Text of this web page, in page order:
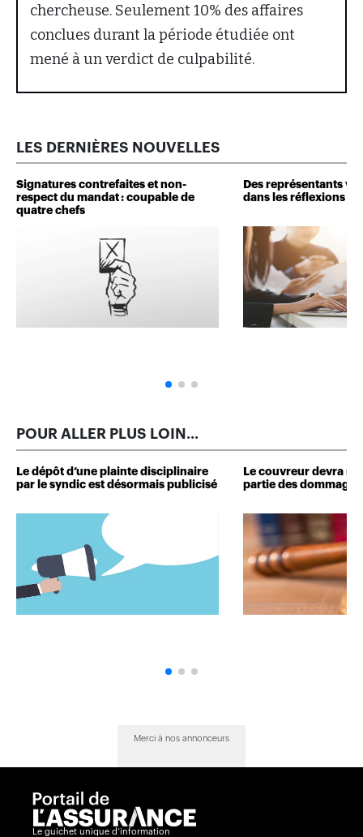
chercheuse. Seulement 10% des affaires
conclues durant la période étudiée ont
mené à un verdict de culpabilité.
LES DERNIÈRES NOUVELLES
Signatures contrefaites et non-
respect du mandat : coupable de
quatre chefs
Des représentants
dans les réflexions de
POUR ALLER PLUS LOIN...
Le dépôt d’une plainte disciplinaire
par le syndic est désormais publicisé
Le couvreur devra
partie des dommages
Merci à nos annonceurs
Le guichet unique d’information